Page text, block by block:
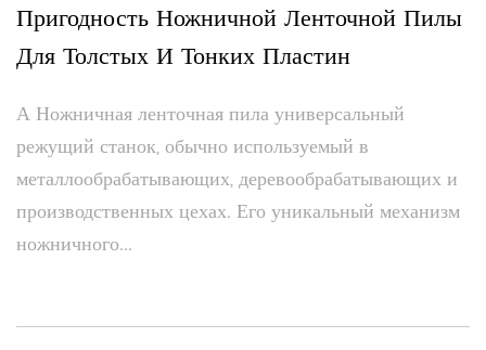
Пригодность Ножничной Ленточной Пилы
Для Толстых И Тонких Пластин
А Ножничная ленточная пила универсальный
режущий станок, обычно используемый в
металлообрабатывающих, деревообрабатывающих и
производственных цехах. Его уникальный механизм
ножничного...